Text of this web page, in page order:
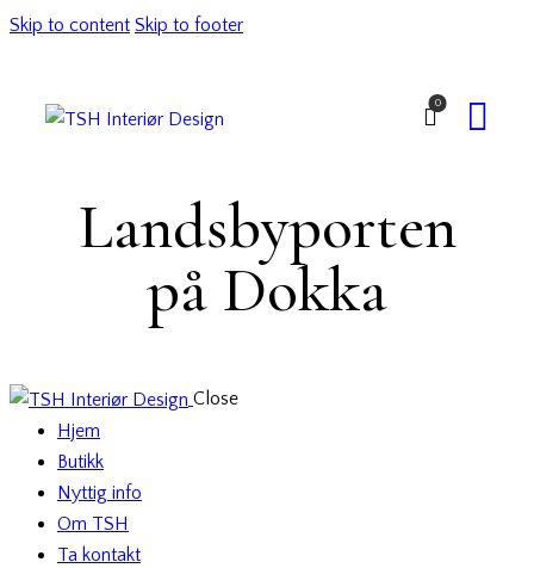
Skip to content Skip to footer
0
Landsbyporten
på Dokka
Close
Hjem
Butikk
Nyttig info
Om TSH
Ta kontakt